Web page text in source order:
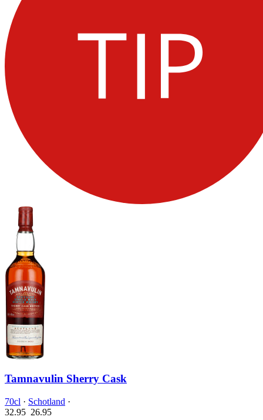
Tamnavulin Sherry Cask
70cl · Schotland ·
32.95 26.95